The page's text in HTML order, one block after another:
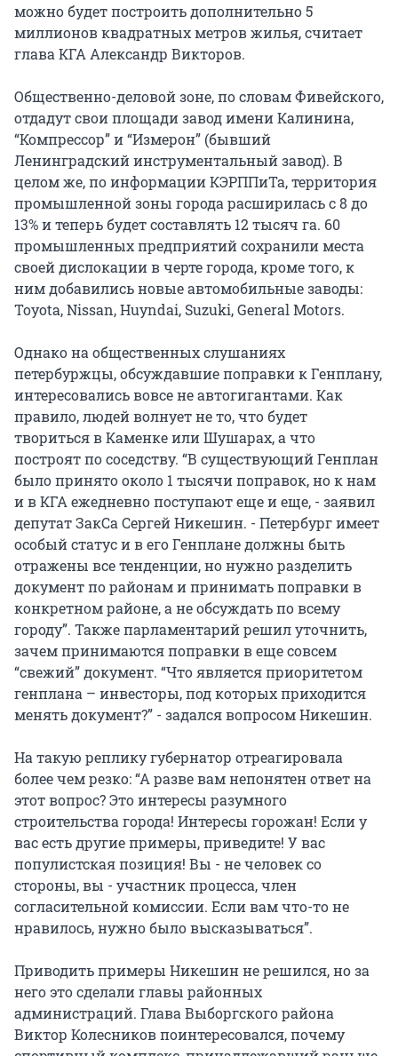
можно будет построить дополнительно 5
миллионов квадратных метров жилья, считает
глава КГА Александр Викторов.
Общественно-деловой зоне, по словам Фивейского,
отдадут свои площади завод имени Калинина,
“Компрессор” и “Измерон” (бывший
Ленинградский инструментальный завод). В
целом же, по информации КЭРППиТа, территория
промышленной зоны города расширилась с 8 до
13% и теперь будет составлять 12 тысяч га. 60
промышленных предприятий сохранили места
своей дислокации в черте города, кроме того, к
ним добавились новые автомобильные заводы:
Toyota, Nissan, Huyndai, Suzuki, General Motors.
Однако на общественных слушаниях
петербуржцы, обсуждавшие поправки к Генплану,
интересовались вовсе не автогигантами. Как
правило, людей волнует не то, что будет
твориться в Каменке или Шушарах, а что
построят по соседству. “В существующий Генплан
было принято около 1 тысячи поправок, но к нам
и в КГА ежедневно поступают еще и еще, - заявил
депутат ЗакСа Сергей Никешин. - Петербург имеет
особый статус и в его Генплане должны быть
отражены все тенденции, но нужно разделить
документ по районам и принимать поправки в
конкретном районе, а не обсуждать по всему
городу”. Также парламентарий решил уточнить,
зачем принимаются поправки в еще совсем
“свежий” документ. “Что является приоритетом
генплана – инвесторы, под которых приходится
менять документ?” - задался вопросом Никешин.
На такую реплику губернатор отреагировала
более чем резко: “А разве вам непонятен ответ на
этот вопрос? Это интересы разумного
строительства города! Интересы горожан! Если у
вас есть другие примеры, приведите! У вас
популистская позиция! Вы - не человек со
стороны, вы - участник процесса, член
согласительной комиссии. Если вам что-то не
нравилось, нужно было высказываться”.
Приводить примеры Никешин не решился, но за
него это сделали главы районных
администраций. Глава Выборгского района
Виктор Колесников поинтересовался, почему